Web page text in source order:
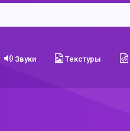
Звуки Текстуры